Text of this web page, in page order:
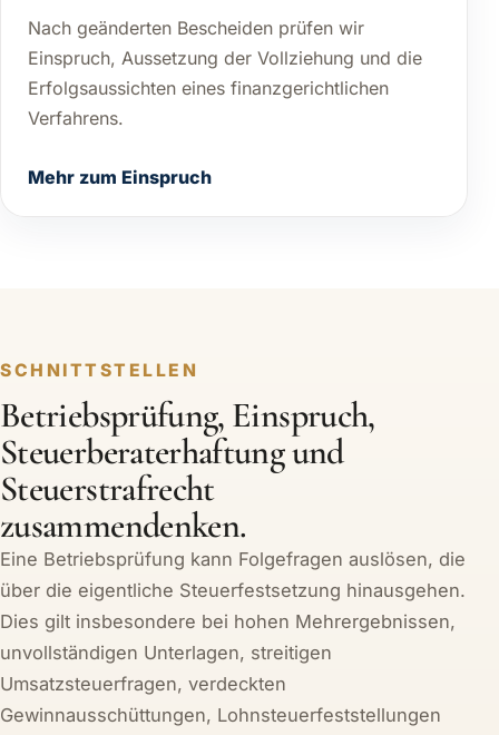
Nach geänderten Bescheiden prüfen wir
Einspruch, Aussetzung der Vollziehung und die
Erfolgsaussichten eines finanzgerichtlichen
Verfahrens.
Mehr zum Einspruch
SCHNITTSTELLEN
Betriebsprüfung, Einspruch,
Steuerberaterhaftung und
Steuerstrafrecht
zusammendenken.
Eine Betriebsprüfung kann Folgefragen auslösen, die
über die eigentliche Steuerfestsetzung hinausgehen.
Dies gilt insbesondere bei hohen Mehrergebnissen,
unvollständigen Unterlagen, streitigen
Umsatzsteuerfragen, verdeckten
Gewinnausschüttungen, Lohnsteuerfeststellungen